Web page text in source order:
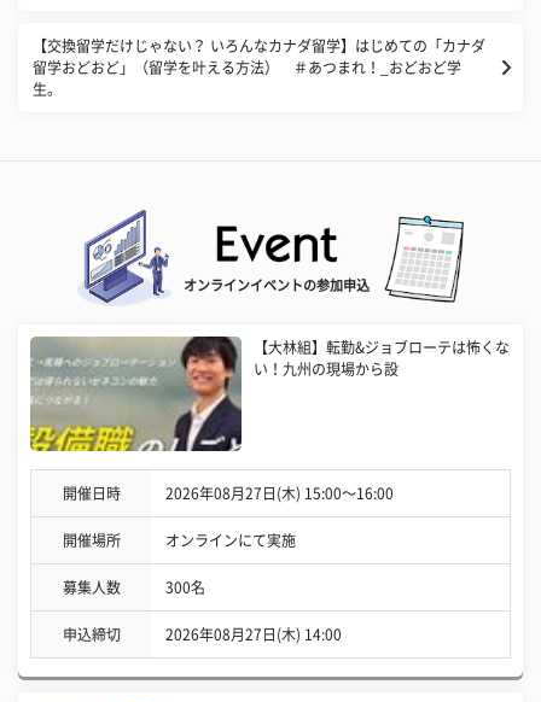
【交換留学だけじゃない？ いろんなカナダ留学】はじめての「カナダ
留学おどおど」（留学を叶える方法） ＃あつまれ！_おどおど学
生。
オンラインイベントの参加申込
【大林組】転勤&ジョブローテは怖くな
い！九州の現場から設
開催日時 2026年08月27日(木) 15:00〜16:00
開催場所 オンラインにて実施
募集人数 300名
申込締切 2026年08月27日(木) 14:00